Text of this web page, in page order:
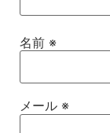
名前 ※
メール ※